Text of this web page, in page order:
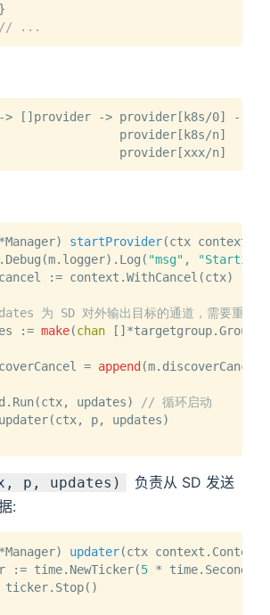
// ...
--> []provider -> provider[k8s/0] -->
provider[k8s/n]
provider[xxx/n]
startProvider(ctx
"msg" ,
"Starting
:= context.WithCancel(ctx)
为 SD 对外输出目标的通道，需要重点
:=
make(chan []*targetgroup.Group)
=
append
updates)
// 循环启动
p, updates)
p, updates)
负责从 SD 发送
:
updater(ctx
:= time.NewTicker(
5 * time.Second)